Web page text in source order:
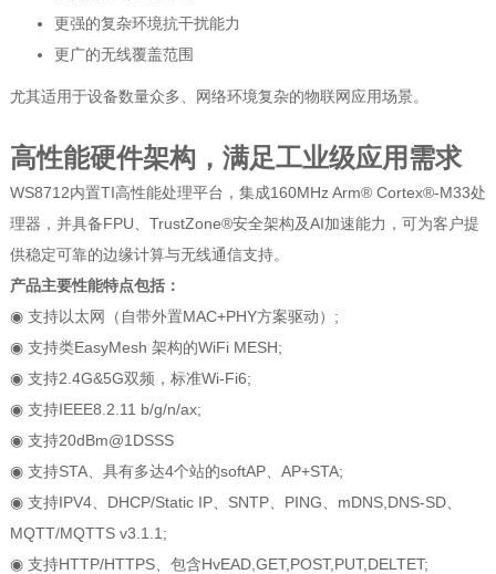
更强的复杂环境抗干扰能力
更广的无线覆盖范围
尤其适用于设备数量众多、网络环境复杂的物联网应用场景。
高性能硬件架构，满足工业级应用需求
WS8712内置TI高性能处理平台，集成160MHz Arm® Cortex®-M33处
理器，并具备FPU、TrustZone®安全架构及AI加速能力，可为客户提
供稳定可靠的边缘计算与无线通信支持。
产品主要性能特点包括：
◉ 支持以太网（自带外置MAC+PHY方案驱动）;
◉ 支持类EasyMesh 架构的WiFi MESH;
◉ 支持2.4G&5G双频，标准Wi-Fi6;
◉ 支持IEEE8.2.11 b/g/n/ax;
◉ 支持20dBm@1DSSS
◉ 支持STA、具有多达4个站的softAP、AP+STA;
◉ 支持IPV4、DHCP/Static IP、SNTP、PING、mDNS,DNS-SD、
MQTT/MQTTS v3.1.1;
◉ 支持HTTP/HTTPS、包含HvEAD,GET,POST,PUT,DELTET;